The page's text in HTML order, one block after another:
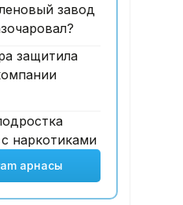
завод
защитила
наркотиками
арнасы